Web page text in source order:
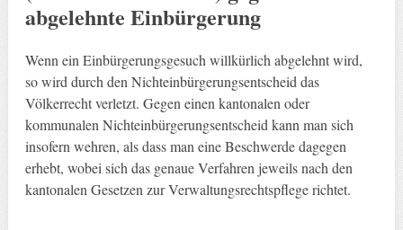
abgelehnte Einbürgerung
Wenn ein Einbürgerungsgesuch willkürlich abgelehnt wird,
so wird durch den Nichteinbürgerungsentscheid das
Völkerrecht verletzt. Gegen einen kantonalen oder
kommunalen Nichteinbürgerungsentscheid kann man sich
insofern wehren, als dass man eine Beschwerde dagegen
erhebt, wobei sich das genaue Verfahren jeweils nach den
kantonalen Gesetzen zur Verwaltungsrechtspflege richtet.